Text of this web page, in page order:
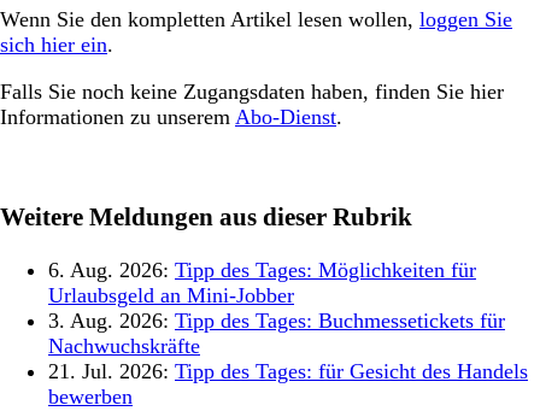
Wenn Sie den kompletten Artikel lesen wollen, loggen Sie
sich hier ein.
Falls Sie noch keine Zugangsdaten haben, finden Sie hier
Informationen zu unserem Abo-Dienst.
Weitere Meldungen aus dieser Rubrik
6. Aug. 2026: Tipp des Tages: Möglichkeiten für
Urlaubsgeld an Mini-Jobber
3. Aug. 2026: Tipp des Tages: Buchmessetickets für
Nachwuchskräfte
21. Jul. 2026: Tipp des Tages: für Gesicht des Handels
bewerben